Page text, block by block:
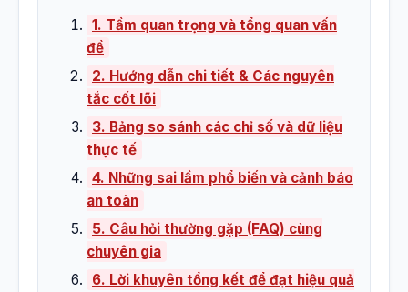
1. Tầm quan trọng và tổng quan vấn
đề
2. Hướng dẫn chi tiết & Các nguyên
tắc cốt lõi
3. Bảng so sánh các chỉ số và dữ liệu
thực tế
4. Những sai lầm phổ biến và cảnh báo
an toàn
5. Câu hỏi thường gặp (FAQ) cùng
chuyên gia
6. Lời khuyên tổng kết để đạt hiệu quả